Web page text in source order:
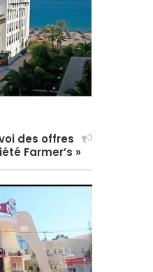
des offres
Farmer’s »